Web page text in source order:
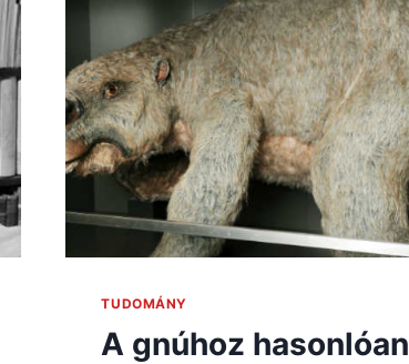
TUDOMÁNY
A gnúhoz hasonlóan